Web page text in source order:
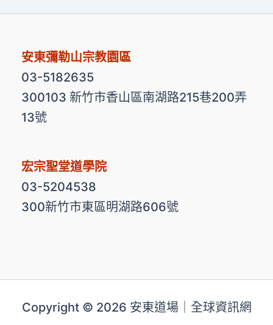
安東彌勒山宗教園區
03-5182635
300103 新竹市香山區南湖路215巷200弄
13號
宏宗聖堂道學院
03-5204538
300新竹市東區明湖路606號
Copyright © 2026 安東道場｜全球資訊網